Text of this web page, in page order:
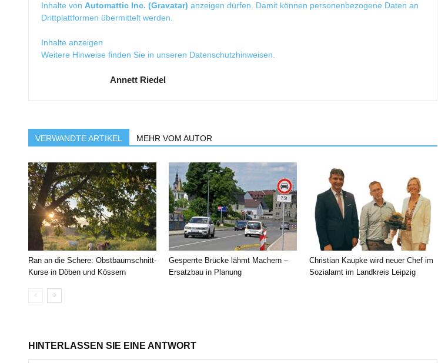
Inhalte von Automattic Inc. (Gravatar) anzeigen dürfen. Damit können personenbezogene Daten an
Drittplattformen übermittelt werden.
Inhalte anzeigen
Weitere Hinweise finden Sie in unseren Datenschutzhinweisen
Annett Riedel
VERWANDTE ARTIKEL MEHR VOM AUTOR
Ran an die Schere: Obstbaumschnitt-
Kurse in Döben und Kössern
Gesperrte Brücke lähmt Machern –
Ersatzbau in Planung
Christian Kaupke wird neuer Chef im
Sozialamt im Landkreis Leipzig
HINTERLASSEN SIE EINE ANTWORT